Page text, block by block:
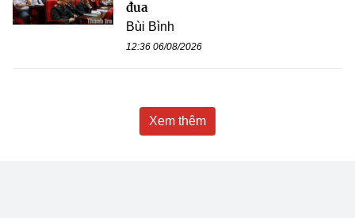
đua
Bùi Bình
12:36 06/08/2026
Xem thêm